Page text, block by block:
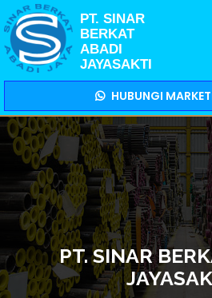
PT. SINAR
BERKAT
ABADI
JAYASAKTI
HUBUNGI
PT. SINAR